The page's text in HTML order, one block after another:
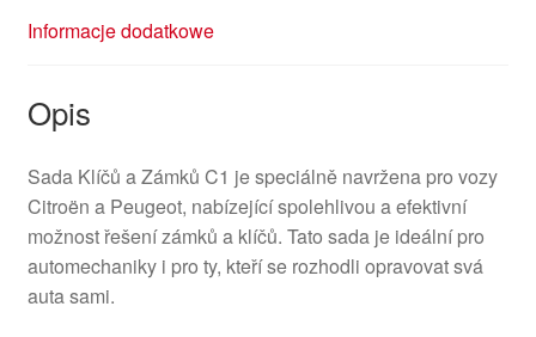
Informacje dodatkowe
Opis
Sada Klíčů a Zámků C1 je speciálně navržena pro vozy
Citroën a Peugeot, nabízející spolehlivou a efektivní
možnost řešení zámků a klíčů. Tato sada je ideální pro
automechaniky i pro ty, kteří se rozhodli opravovat svá
auta sami.